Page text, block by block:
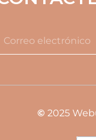
© 2025